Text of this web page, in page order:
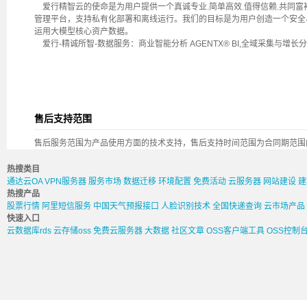
爱行精智云的使命是为用户提供一个真诚专业.简单高效.值得信赖.共同
管理平台，支持私有化部署和离线运行。我们的目标是为用户创造一个安
运用大模型核心资产数据。
爱行-精诚所智-数据服务：商业智能分析 AGENTX® BI,全域采集与增长
售后支持范围
售后服务范围为产品使用方面的技术支持，售后支持时间范围为合同期范
热搜类目
通达云OA VPN服务器 服务市场 数据迁移 环境配置 免费活动 云服务器 网站建设
热搜产品
股票行情 阿里短信服务 中国天气预报接口 人脸识别技术 全国快递查询 云市场产品
快速入口
云数据库rds 云存储oss 免费云服务器 大数据 社区文章 OSS客户端工具 OSS控制